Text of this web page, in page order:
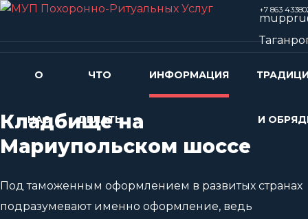
+7 863
О
НАС
ЧТО
ДЕЛАТЬ
ИНФОРМАЦИЯ
И
Кладбище на
Мариупольском шоссе
Под таможенным оформлением в развитых странах
подразумевают именно оформление, ведь